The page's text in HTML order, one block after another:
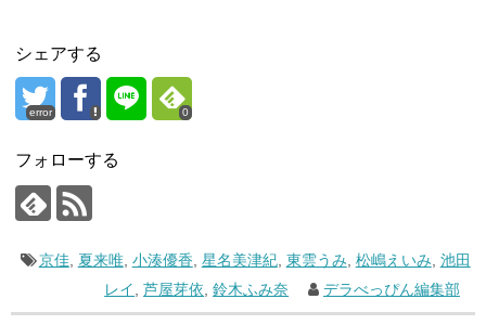
シェアする
error 0
フォローする
京佳, 夏来唯, 小湊優香 星名美津紀, 東雲うみ 松嶋えいみ 池田
レイ
,芦屋芽依 ,鈴木ふみ奈 デラべっぴん編集部